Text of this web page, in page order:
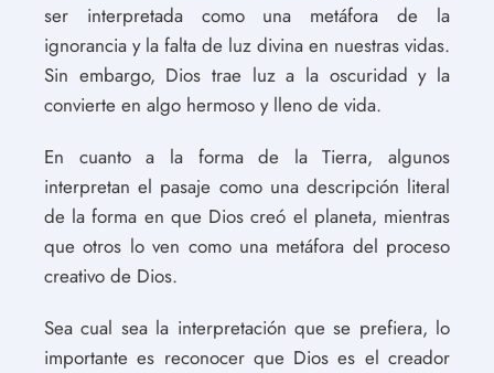
ser interpretada como una metáfora de la
ignorancia y la falta de luz divina en nuestras vidas.
Sin embargo, Dios trae luz a la oscuridad y la
convierte en algo hermoso y lleno de vida.
En cuanto a la forma de la Tierra, algunos
interpretan el pasaje como una descripción literal
de la forma en que Dios creó el planeta, mientras
que otros lo ven como una metáfora del proceso
creativo de Dios.
Sea cual sea la interpretación que se prefiera, lo
importante es reconocer que Dios es el creador